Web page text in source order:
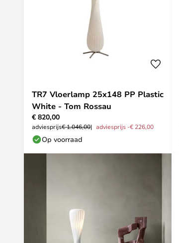
TR7 Vloerlamp 25x148 PP Plastic
White - Tom Rossau
€ 820,00
adviesprijs€ 1.046,00 adviesprijs -€ 226,00
Op voorraad